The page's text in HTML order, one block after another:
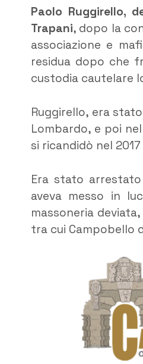
Paolo Ruggirello,
Trapani, dopo la
associazione e
residua dopo che
custodia cautelare
Ruggirello, era
Lombardo, e poi
si ricandidò nel
Era stato arrestato
aveva messo in
massoneria
tra cui Campobello